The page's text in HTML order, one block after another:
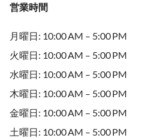
営業時間
月曜日: 10:00 AM – 5:00 PM
火曜日: 10:00 AM – 5:00 PM
水曜日: 10:00 AM – 5:00 PM
木曜日: 10:00 AM – 5:00 PM
金曜日: 10:00 AM – 5:00 PM
土曜日: 10:00 AM – 5:00 PM